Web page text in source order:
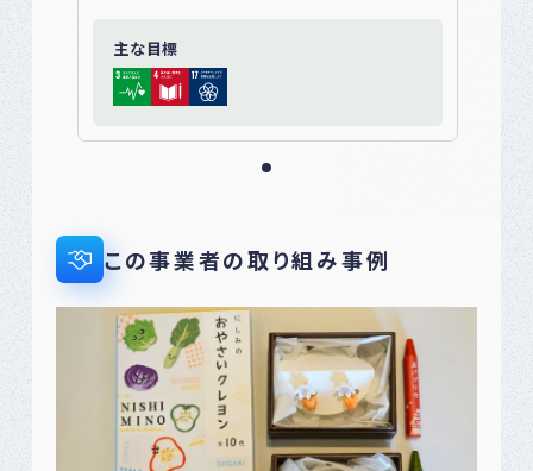
主な目標
この事業者の取り組み事例